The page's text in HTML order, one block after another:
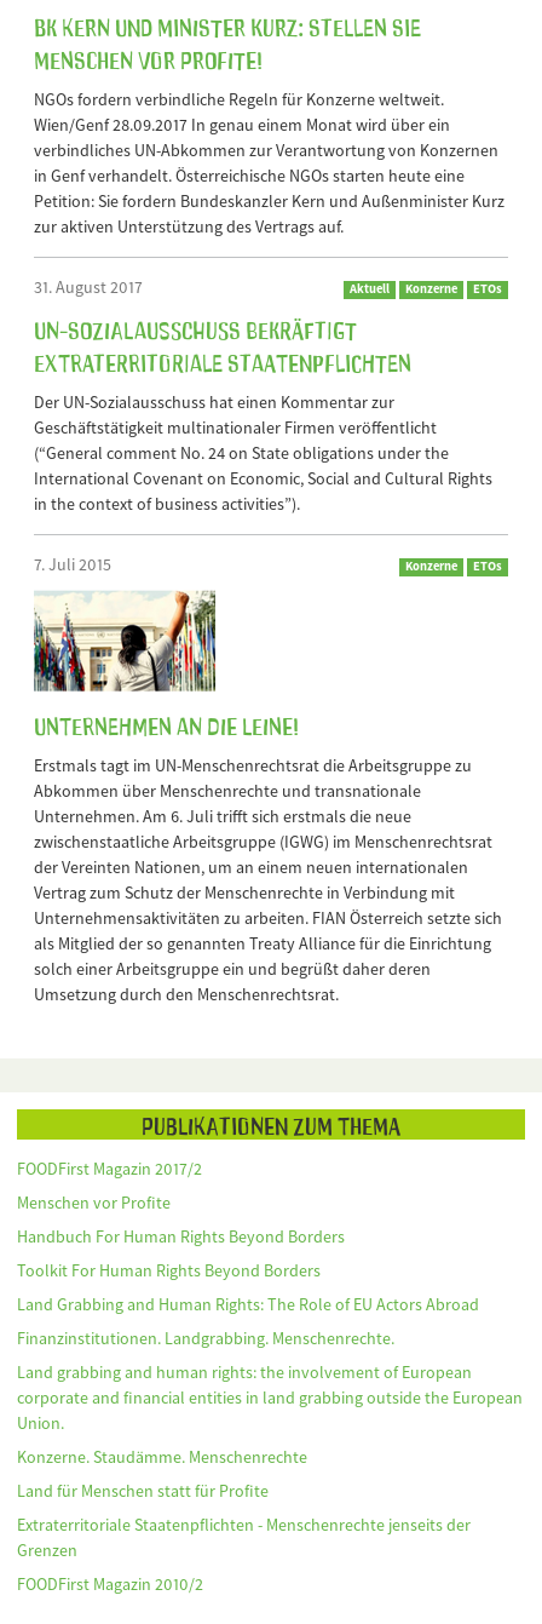
BK Kern und Minister Kurz: Stellen Sie
Menschen vor Profite!
NGOs fordern verbindliche Regeln für Konzerne weltweit.
Wien/Genf 28.09.2017 In genau einem Monat wird über ein
verbindliches UN-Abkommen zur Verantwortung von Konzernen
in Genf verhandelt. Österreichische NGOs starten heute eine
Petition: Sie fordern Bundeskanzler Kern und Außenminister Kurz
zur aktiven Unterstützung des Vertrags auf.
31. August 2017 Aktuell Konzerne ETOs
UN-Sozialausschuss bekräftigt
extraterritoriale Staatenpflichten
Der UN-Sozialausschuss hat einen Kommentar zur
Geschäftstätigkeit multinationaler Firmen veröffentlicht
(“General comment No. 24 on State obligations under the
International Covenant on Economic, Social and Cultural Rights
in the context of business activities”).
7. Juli 2015 Konzerne ETOs
Unternehmen an die Leine!
Erstmals tagt im UN-Menschenrechtsrat die Arbeitsgruppe zu
Abkommen über Menschenrechte und transnationale
Unternehmen. Am 6. Juli trifft sich erstmals die neue
zwischenstaatliche Arbeitsgruppe (IGWG) im Menschenrechtsrat
der Vereinten Nationen, um an einem neuen internationalen
Vertrag zum Schutz der Menschenrechte in Verbindung mit
Unternehmensaktivitäten zu arbeiten. FIAN Österreich setzte sich
als Mitglied der so genannten Treaty Alliance für die Einrichtung
solch einer Arbeitsgruppe ein und begrüßt daher deren
Umsetzung durch den Menschenrechtsrat.
Publikationen zum Thema
FOODFirst Magazin 2017/2
Menschen vor Profite
Handbuch For Human Rights Beyond Borders
Toolkit For Human Rights Beyond Borders
Land Grabbing and Human Rights: The Role of EU Actors Abroad
Finanzinstitutionen. Landgrabbing. Menschenrechte.
Land grabbing and human rights: the involvement of European
corporate and financial entities in land grabbing outside the European
Union.
Konzerne. Staudämme. Menschenrechte
Land für Menschen statt für Profite
Extraterritoriale Staatenpflichten - Menschenrechte jenseits der
Grenzen
FOODFirst Magazin 2010/2